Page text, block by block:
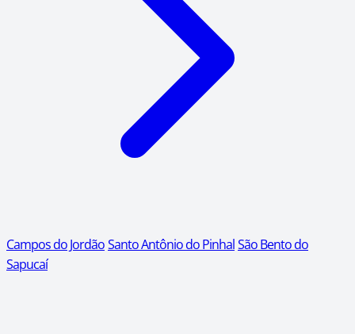
Campos do JordãoSanto Antônio do PinhalSão Bento do
Sapucaí